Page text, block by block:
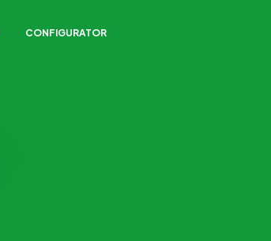
CONFIGURATOR